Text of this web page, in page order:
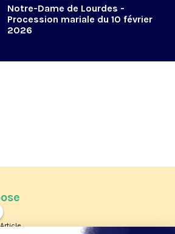
Notre-Dame de Lourdes -
Procession mariale du 10 février
2026
Article